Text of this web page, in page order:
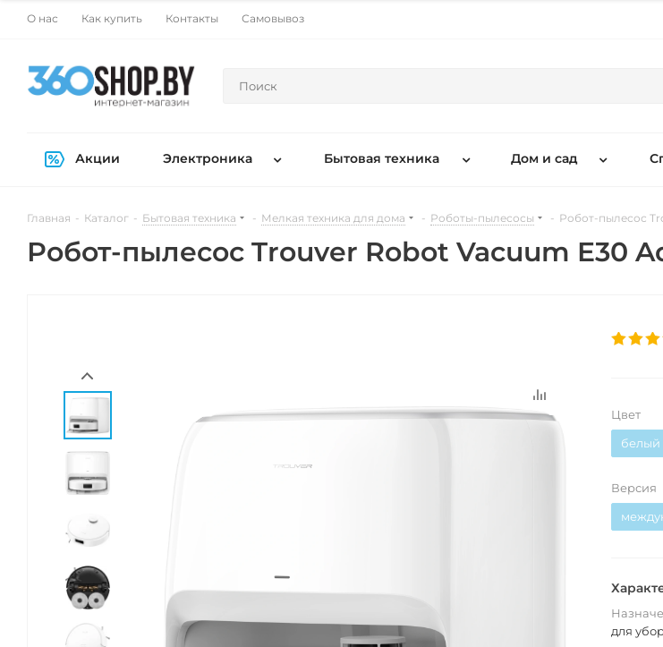
О нас Как купить Контакты Самовывоз
Акции Электроника Бытовая техника Дом и сад
Главная - Каталог - Бытовая техника - Мелкая техника для дома - Роботы-пылесосы - Робот-пылесос
Робот-пылесос Trouver Robot Vacuum E30
Цвет
белый
Версия
для